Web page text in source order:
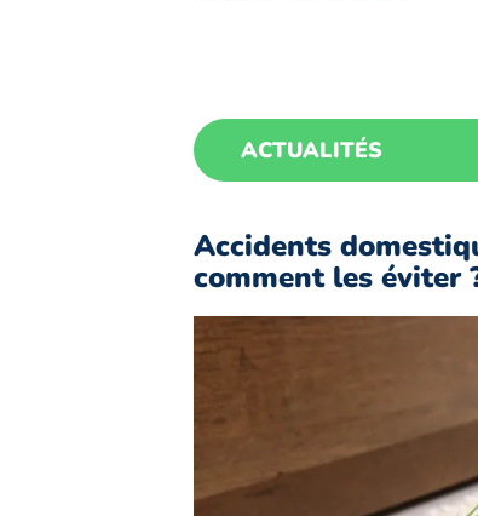
ACTUALITÉS
Accidents
comment les éviter